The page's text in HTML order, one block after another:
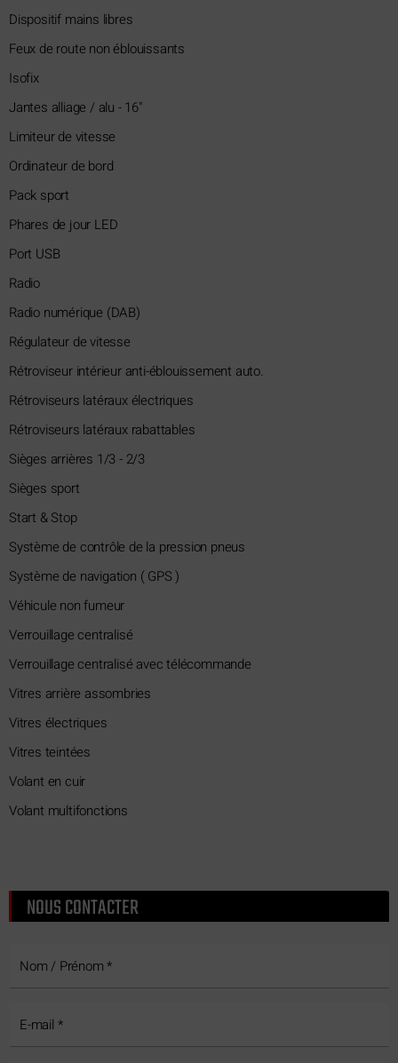
Dispositif mains libres
Feux de route non éblouissants
Isofix
Jantes alliage / alu - 16"
Limiteur de vitesse
Ordinateur de bord
Pack sport
Phares de jour LED
Port USB
Radio
Radio numérique (DAB)
Régulateur de vitesse
Rétroviseur intérieur anti-éblouissement auto.
Rétroviseurs latéraux électriques
Rétroviseurs latéraux rabattables
Sièges arrières 1/3 - 2/3
Sièges sport
Start & Stop
Système de contrôle de la pression pneus
Système de navigation ( GPS )
Véhicule non fumeur
Verrouillage centralisé
Verrouillage centralisé avec télécommande
Vitres arrière assombries
Vitres électriques
Vitres teintées
Volant en cuir
Volant multifonctions
NOUS CONTACTER